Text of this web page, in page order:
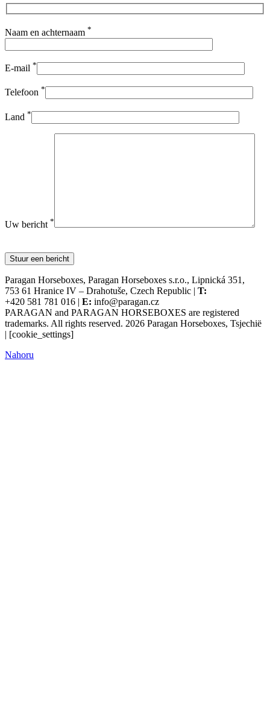
Naam en achternaam *
E-mail *
Telefoon *
Land *
Uw bericht *
Paragan Horseboxes, Paragan Horseboxes s.r.o., Lipnická 351,
753 61 Hranice IV – Drahotuše, Czech Republic | T:
+420 581 781 016 | E: info@paragan.cz
PARAGAN and PARAGAN HORSEBOXES are registered
trademarks. All rights reserved. 2026 Paragan Horseboxes, Tsjechië
| [cookie_settings]
Nahoru